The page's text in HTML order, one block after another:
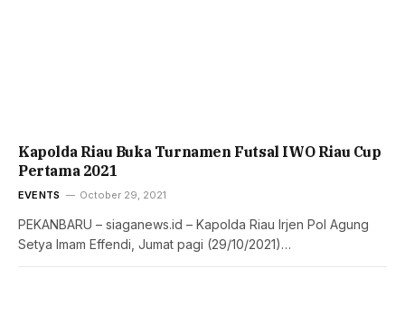
Kapolda Riau Buka Turnamen Futsal IWO Riau Cup
Pertama 2021
EVENTS October 29, 2021
PEKANBARU – siaganews.id – Kapolda Riau Irjen Pol Agung
Setya Imam Effendi, Jumat pagi (29/10/2021)…